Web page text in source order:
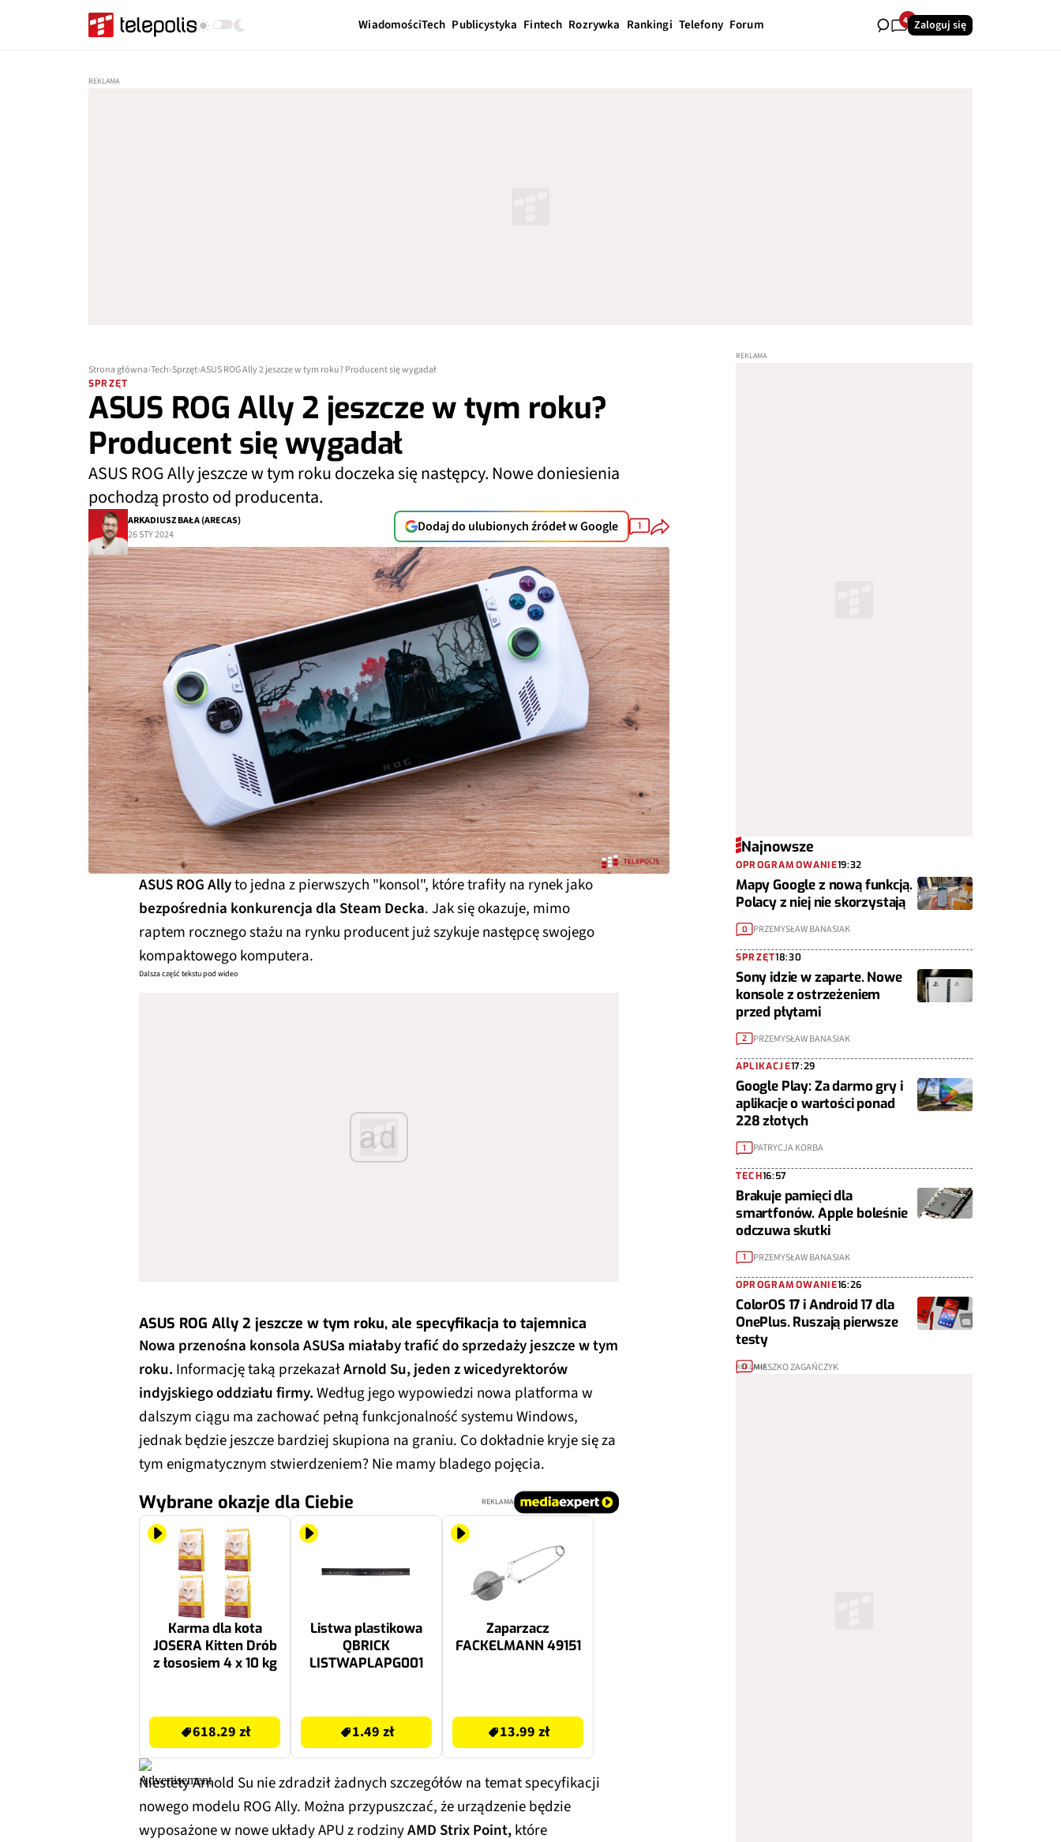
WiadomościTech Publicystyka Fintech Rozrywka Rankingi Telefony Forum 41Zaloguj się
Strona główna Tech Sprzęt ASUS ROG Ally 2 jeszcze w tym roku? Producent się wygadał
SPRZĘT
ASUS ROG Ally 2 jeszcze w tym roku?
Producent się wygadał
ASUS ROG Ally jeszcze w tym roku doczeka się następcy. Nowe doniesienia
pochodzą prosto od producenta.
ARKADIUSZ BAŁA (ARECAS)
26 STY 2024
Dodaj do ulubionych źródeł w Google 1
ASUS ROG Allyto jedna z pierwszych "konsol", które trafiły na rynek jako
bezpośrednia konkurencja dla Steam Decka. Jak się okazuje, mimo
raptem rocznego stażu na rynku producent już szykuje następcę swojego
kompaktowego komputera.
Dalsza część tekstu pod wideo
ad
ASUS ROG Ally 2 jeszcze w tym roku, ale specyfikacja to tajemnica
Nowa przenośna konsola ASUSa miałaby trafić do sprzedaży jeszcze w tym
roku. Informację taką przekazałArnold Su, jeden z wicedyrektorów
indyjskiego oddziału firmy.Według jego wypowiedzi nowa platforma w
dalszym ciągu ma zachować pełną funkcjonalność systemu Windows,
jednak będzie jeszcze bardziej skupiona na graniu. Co dokładnie kryje się za
tym enigmatycznym stwierdzeniem? Nie mamy bladego pojęcia.
Wybrane okazje dla Ciebie REKLAMA
Karma dla kota
JOSERA Kitten Drób
z łososiem 4 x 10 kg
618.29 zł
Listwa plastikowa
QBRICK
LISTWAPLAPG001
1.49 zł
Zaparzacz
FACKELMANN 49151
13.99 zł
Niestety Arnold Su nie zdradził żadnych szczegółów na temat specyfikacji
nowego modelu ROG Ally. Można przypuszczać, że urządzenie będzie
wyposażone w nowe układy APU z rodzinyAMD Strix Point,które
Najnowsze
OPROGRAMOWANIE19:32
Mapy Google z nową funkcją.
Polacy z niej nie skorzystają
0 PRZEMYSŁAW BANASIAK
SPRZĘT18:30
Sony idzie w zaparte. Nowe
konsole z ostrzeżeniem
przed płytami
2 PRZEMYSŁAW BANASIAK
APLIKACJE17:29
Google Play: Za darmo gry i
aplikacje o wartości ponad
228 złotych
1 PATRYCJA KORBA
TECH16:57
Brakuje pamięci dla
smartfonów. Apple boleśnie
odczuwa skutki
1 PRZEMYSŁAW BANASIAK
OPROGRAMOWANIE16:26
ColorOS 17 i Android 17 dla
OnePlus. Ruszają pierwsze
testy
0 MIESZKO ZAGAŃCZYK